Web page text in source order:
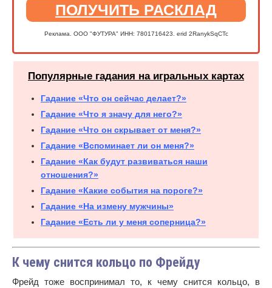
ПОЛУЧИТЬ РАСКЛАД
Реклама. ООО "ФУТУРА" ИНН: 7801716423. erid 2RanykSqCTc
Популярные гадания на игральных картах
Гадание «Что он сейчас делает?»
Гадание «Что я значу для него?»
Гадание «Что он скрывает от меня?»
Гадание «Вспоминает ли он меня?»
Гадание «Как будут развиваться наши
отношения?»
Гадание «Какие события на пороге?»
Гадание «На измену мужчины»
Гадание «Есть ли у меня соперница?»
К чему снится кольцо по Фрейду
Фрейд тоже воспринимал то, к чему снится кольцо, в